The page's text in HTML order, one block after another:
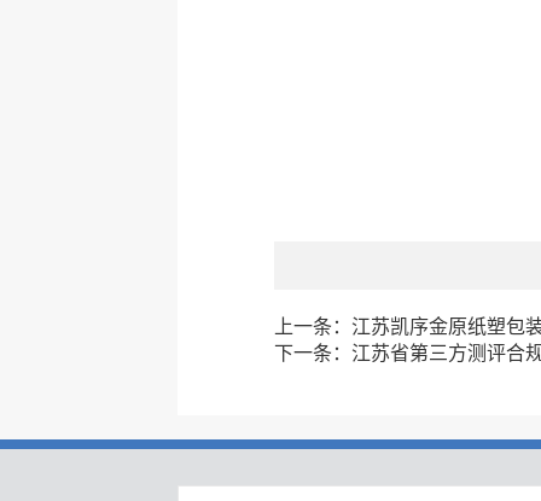
上一条： 江苏凯序金原纸塑包
下一条： 江苏省第三方测评合